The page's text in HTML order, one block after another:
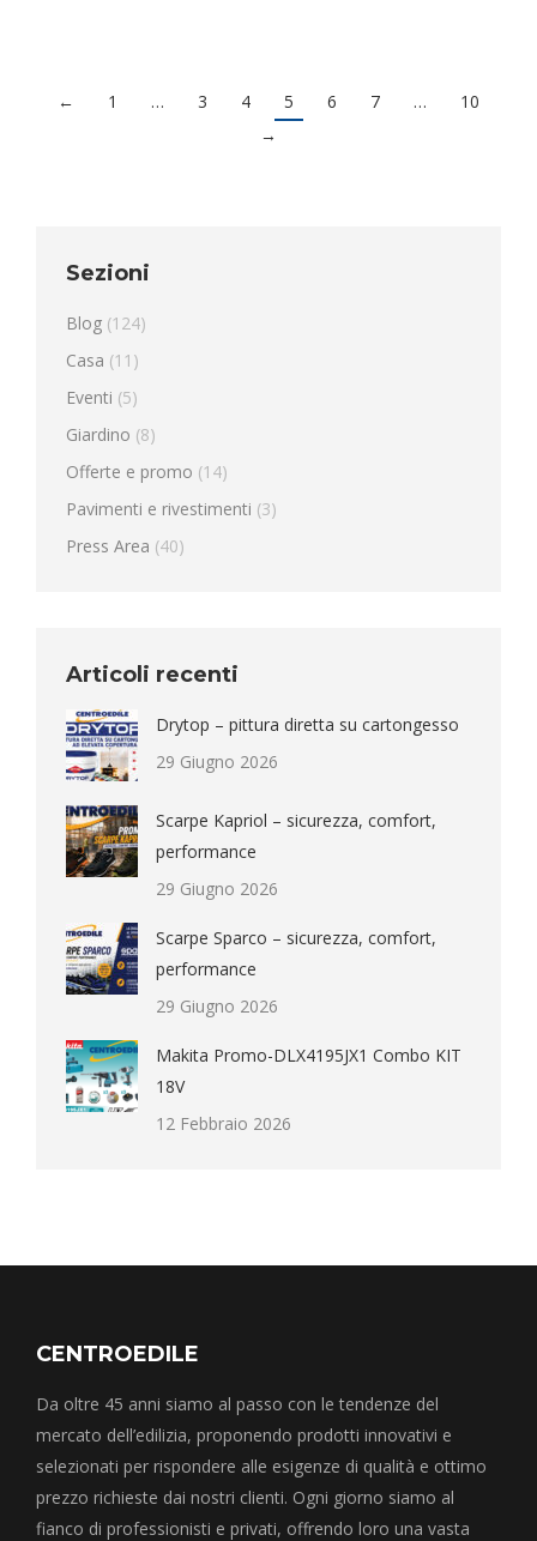
← 1 … 3 4 5 6 7 …
10
→
Sezioni
Blog (124)
Casa (11)
Eventi (5)
Giardino (8)
Offerte e promo (14)
Pavimenti e rivestimenti (3)
Press Area (40)
Articoli recenti
Drytop – pittura diretta su cartongesso
29 Giugno 2026
Scarpe Kapriol – sicurezza, comfort,
performance
29 Giugno 2026
Scarpe Sparco – sicurezza, comfort,
performance
29 Giugno 2026
Makita Promo-DLX4195JX1 Combo KIT
18V
12 Febbraio 2026
CENTROEDILE
Da oltre 45 anni siamo al passo con le tendenze del
mercato dell’edilizia, proponendo prodotti innovativi e
selezionati per rispondere alle esigenze di qualità e ottimo
prezzo richieste dai nostri clienti. Ogni giorno siamo al
fianco di professionisti e privati, offrendo loro una vasta